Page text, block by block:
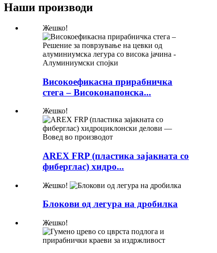
Наши производи
Жешко!
Високоефикасна прирабничка
стега – Високонапонска...
Жешко!
AREX FRP (пластика зајакната со
фиберглас) хидро...
Жешко!
Блокови од легура на дробилка
Жешко!